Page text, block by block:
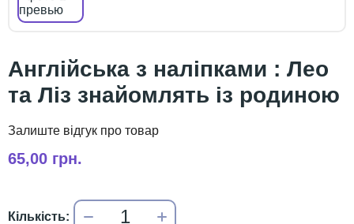
Англійська з наліпками : Лео
та Ліз знайомлять із родиною
65,00 грн.